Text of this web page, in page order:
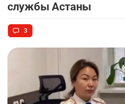
9
2589 2 39
🚗 Казахстанцев
автокредиты за
2565 11
службы Астаны
3